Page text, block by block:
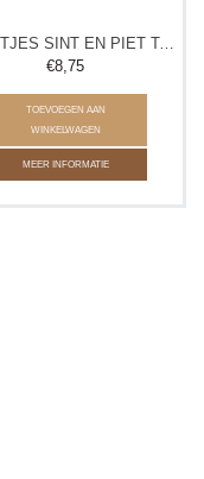
GROETJES SINT EN PIET TABLET
€8,75
TOEVOEGEN AAN
WINKELWAGEN
MEER INFORMATIE